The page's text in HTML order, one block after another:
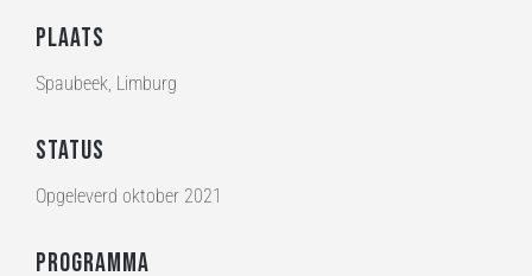
Plaats
Spaubeek, Limburg
Status
Opgeleverd oktober 2021
Programma